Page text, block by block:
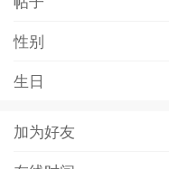
性别
生日
加为好友